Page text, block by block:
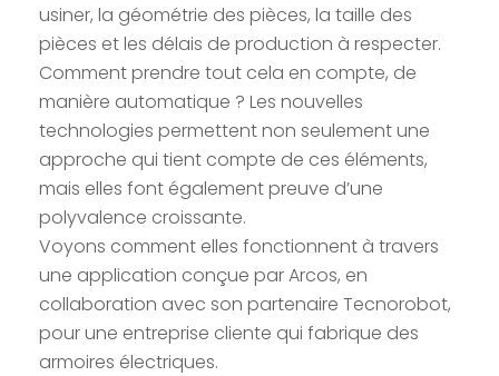
usiner, la géométrie des pièces, la taille des
pièces et les délais de production à respecter.
Comment prendre tout cela en compte, de
manière automatique ? Les nouvelles
technologies permettent non seulement une
approche qui tient compte de ces éléments,
mais elles font également preuve d’une
polyvalence croissante.
Voyons comment elles fonctionnent à travers
une application conçue par Arcos, en
collaboration avec son partenaire Tecnorobot,
pour une entreprise cliente qui fabrique des
armoires électriques.